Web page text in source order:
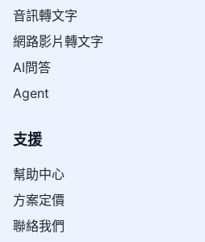
音訊轉文字
網路影片轉文字
AI問答
Agent
支援
幫助中心
方案定價
聯絡我們